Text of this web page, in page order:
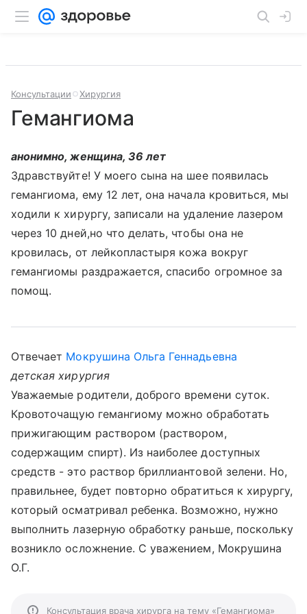
Консультации Хирургия
Гемангиома
анонимно, женщина, 36 лет
Здравствуйте! У моего сына на шее появилась
гемангиома, ему 12 лет, она начала кровиться, мы
ходили к хирургу, записали на удаление лазером
через 10 дней,но что делать, чтобы она не
кровилась, от лейкопластыря кожа вокруг
гемангиомы раздражается, спасибо огромное за
помощ.
Отвечает Мокрушина Ольга Геннадьевна
детская хирургия
Уважаемые родители, доброго времени суток.
Кровоточащую гемангиому можно обработать
прижигающим раствором (раствором,
содержащим спирт). Из наиболее доступных
средств - это раствор бриллиантовой зелени. Но,
правильнее, будет повторно обратиться к хирургу,
который осматривал ребенка. Возможно, нужно
выполнить лазерную обработку раньше, поскольку
возникло осложнение. С уважением, Мокрушина
О.Г.
Консультация врача хирурга на тему «Гемангиома»